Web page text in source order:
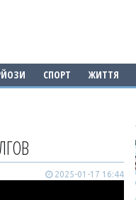
СПОРТ ЖИТТЯ
2025-01-17 16:44